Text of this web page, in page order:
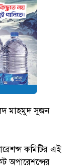
মাহমুদ সুজন
কমিটির এই
অপারেশন্সের